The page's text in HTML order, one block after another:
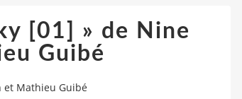
[01] » de Nine
Guibé
et Mathieu Guibé